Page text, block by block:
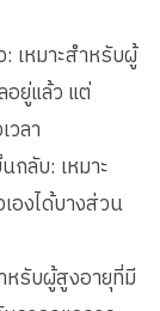
เหมาะสำหรับผู้
ยู่แล้ว แต่
วลา
กลับ: เหมาะ
องได้บางส่วน
หรับผู้สูงอายุที่มี